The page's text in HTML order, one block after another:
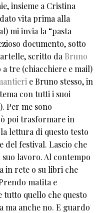
insieme a Cristina
vita prima alla
mi invia la “pasta
documento, sotto
scritto da Bruno
tre (chiacchiere e mail)
e Bruno stesso, in
con tutti i suoi
Per me sono
poi trasformare in
lettura di questo testo
del festival. Lascio che
lavoro. Al contempo
in rete o su libri che
matita e
tutto quello che questo
ma anche no. E guardo